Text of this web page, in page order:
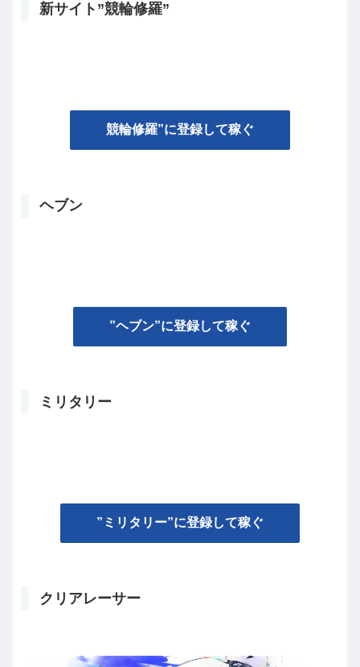
新サイト”競輪修羅”
競輪修羅”に登録して稼ぐ
ヘブン
”ヘブン”に登録して稼ぐ
ミリタリー
”ミリタリー”に登録して稼ぐ
クリアレーサー